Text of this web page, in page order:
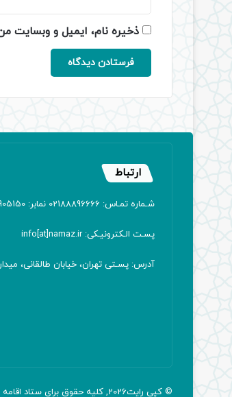
ذخیره نام، ایمیل و وبسایت
ارتباط
شـماره تمـاس: 02188896666 نمابر: 02188905150
پسـت الـکترونیـکی: info[at]namaz.ir
آدرس: پسـتی تهران، خیابان طالقانی، میدان فلسطین،
© کپی رایت2026, کلیه حقوق برای ستاد اقامه